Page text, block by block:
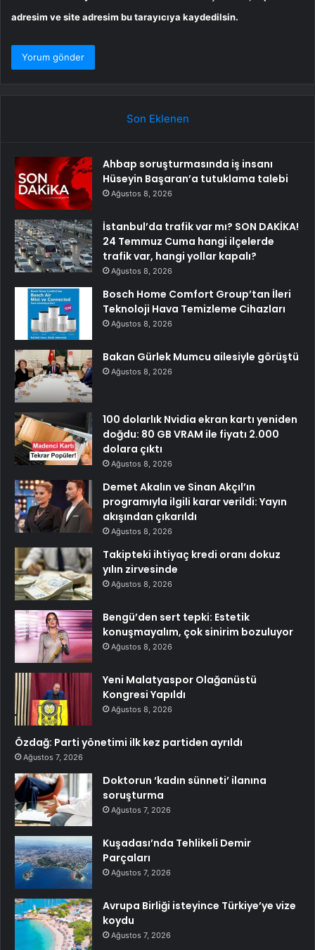
adresim ve site adresim bu tarayıcıya kaydedilsin.
Son Eklenen
Ahbap soruşturmasında iş insanı
Hüseyin Başaran’a tutuklama talebi
Ağustos 8, 2026
İstanbul’da trafik var mı? SON DAKİKA!
24 Temmuz Cuma hangi ilçelerde
trafik var, hangi yollar kapalı?
Ağustos 8, 2026
Bosch Home Comfort Group’tan İleri
Teknoloji Hava Temizleme Cihazları
Ağustos 8, 2026
Bakan Gürlek Mumcu ailesiyle görüştü
Ağustos 8, 2026
100 dolarlık Nvidia ekran kartı yeniden
doğdu: 80 GB VRAM ile fiyatı 2.000
dolara çıktı
Ağustos 8, 2026
Demet Akalın ve Sinan Akçıl’ın
programıyla ilgili karar verildi: Yayın
akışından çıkarıldı
Ağustos 8, 2026
Takipteki ihtiyaç kredi oranı dokuz
yılın zirvesinde
Ağustos 8, 2026
Bengü’den sert tepki: Estetik
konuşmayalım, çok sinirim bozuluyor
Ağustos 8, 2026
Yeni Malatyaspor Olağanüstü
Kongresi Yapıldı
Ağustos 8, 2026
Özdağ: Parti yönetimi ilk kez partiden ayrıldı
Ağustos 7, 2026
Doktorun ‘kadın sünneti’ ilanına
soruşturma
Ağustos 7, 2026
Kuşadası’nda Tehlikeli Demir
Parçaları
Ağustos 7, 2026
Avrupa Birliği isteyince Türkiye’ye vize
koydu
Ağustos 7, 2026